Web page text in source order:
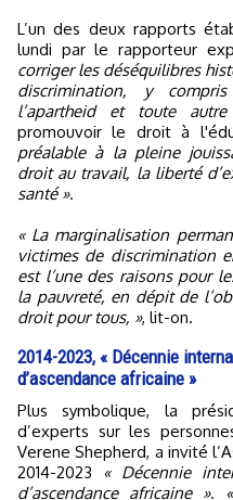
L’un des deux rapports
lundi par le rapporteur
corriger les déséquilibres
discrimination, y
l’apartheid et toute
promouvoir le droit à
préalable à la pleine
droit au travail, la liberté
santé ».
« La marginalisation
victimes de discrimination
est l’une des raisons pour
la pauvreté, en dépit de
droit pour tous, », lit-on.
2014-2023, « Décennie
d’ascendance africaine »
Plus symbolique, la présidente du Groupe de travail
d’experts sur les
Verene Shepherd, a invité
2014-2023
« Décennie
d’ascendance africaine ».